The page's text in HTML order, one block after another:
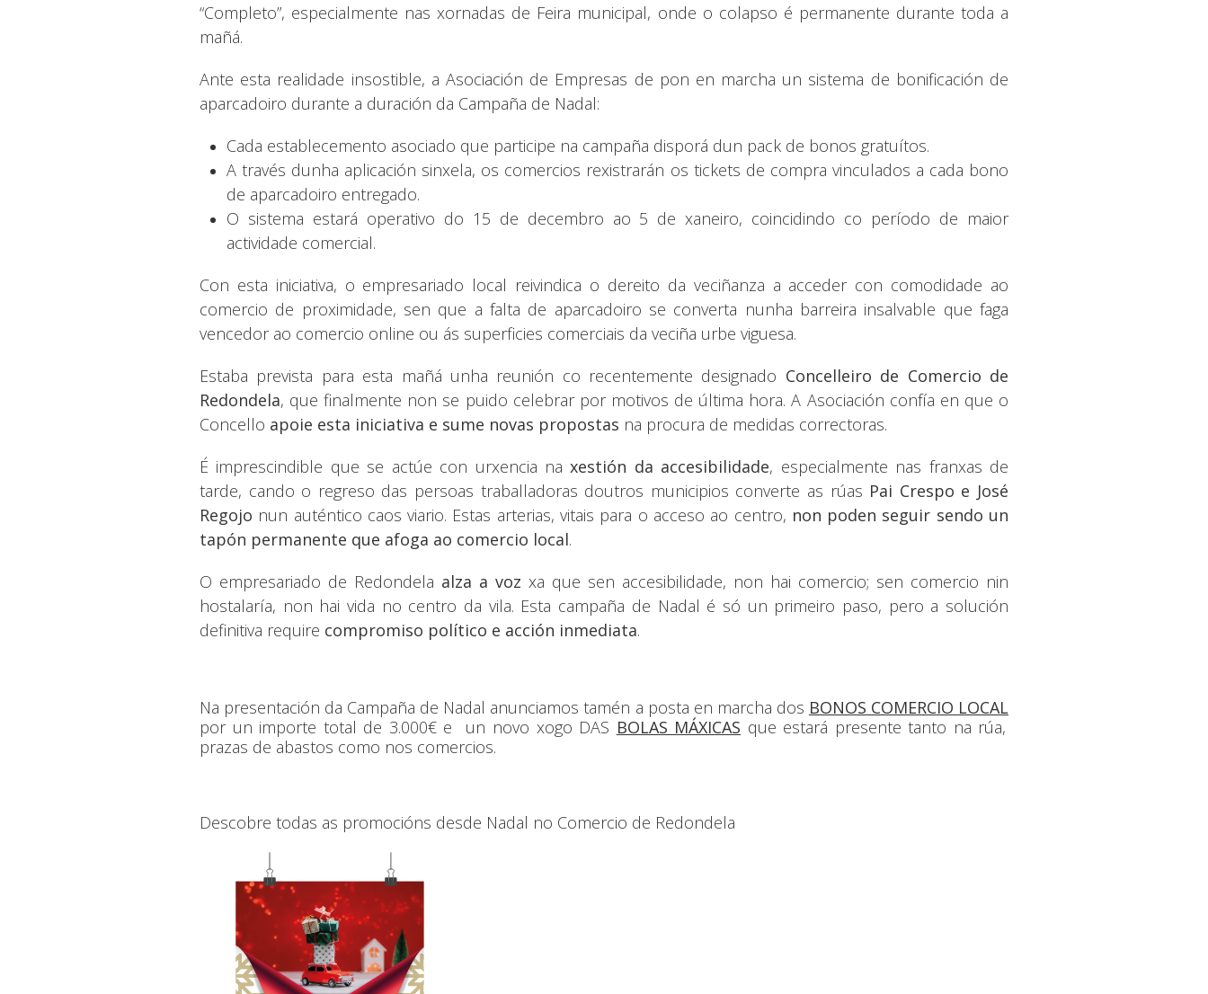
“Completo”, especialmente nas xornadas de Feira municipal, onde o colapso é permanente durante toda a
mañá.
Ante esta realidade insostible, a Asociación de Empresas de pon en marcha un sistema de bonificación de
aparcadoiro durante a duración da Campaña de Nadal:
Cada establecemento asociado que participe na campaña disporá dun pack de bonos gratuítos.
A través dunha aplicación sinxela, os comercios rexistrarán os tickets de compra vinculados a cada bono
de aparcadoiro entregado.
O sistema estará operativo do 15 de decembro ao 5 de xaneiro, coincidindo co período de maior
actividade comercial.
Con esta iniciativa, o empresariado local reivindica o dereito da veciñanza a acceder con comodidade ao
comercio de proximidade, sen que a falta de aparcadoiro se converta nunha barreira insalvable que faga
vencedor ao comercio online ou ás superficies comerciais da veciña urbe viguesa.
Estaba prevista para esta mañá unha reunión co recentemente designado Concelleiro de Comercio de
Redondela, que finalmente non se puido celebrar por motivos de última hora. A Asociación confía en que o
Concello apoie esta iniciativa e sume novas propostas na procura de medidas correctoras.
É imprescindible que se actúe con urxencia naxestión da accesibilidade, especialmente nas franxas de
tarde, cando o regreso das persoas traballadoras doutros municipios converte as rúas Pai Crespo e José
Regojo nun auténtico caos viario. Estas arterias, vitais para o acceso ao centro, non poden seguir sendo un
tapón permanente que afoga ao comercio local.
O empresariado de Redondela alza a voz xa que sen accesibilidade, non hai comercio; sen comercio nin
hostalaría, non hai vida no centro da vila. Esta campaña de Nadal é só un primeiro paso, pero a solución
definitiva require compromiso político e acción inmediata.
Na presentación da Campaña de Nadal anunciamos tamén a posta en marcha dos BONOS COMERCIO LOCAL
por un importe total de 3.000€ e
un novo xogo DAS BOLAS MÁXICAS que estará presente tanto na rúa,
prazas de abastos como nos comercios.
Descobre todas as promocións desde Nadal no Comercio de Redondela